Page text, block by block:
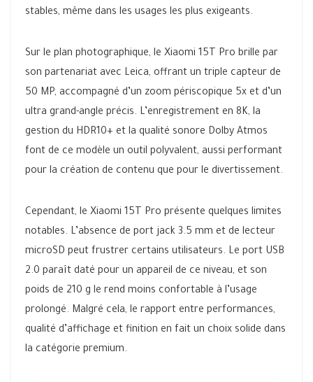
stables, même dans les usages les plus exigeants.
Sur le plan photographique, le Xiaomi 15T Pro brille par
son partenariat avec Leica, offrant un triple capteur de
50 MP, accompagné d’un zoom périscopique 5x et d’un
ultra grand-angle précis. L’enregistrement en 8K, la
gestion du HDR10+ et la qualité sonore Dolby Atmos
font de ce modèle un outil polyvalent, aussi performant
pour la création de contenu que pour le divertissement.
Cependant, le Xiaomi 15T Pro présente quelques limites
notables. L’absence de port jack 3.5 mm et de lecteur
microSD peut frustrer certains utilisateurs. Le port USB
2.0 paraît daté pour un appareil de ce niveau, et son
poids de 210 g le rend moins confortable à l’usage
prolongé. Malgré cela, le rapport entre performances,
qualité d’affichage et finition en fait un choix solide dans
la catégorie premium.